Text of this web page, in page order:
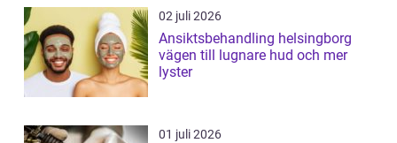
02 juli 2026
Ansiktsbehandling helsingborg
vägen till lugnare hud och mer
lyster
01 juli 2026